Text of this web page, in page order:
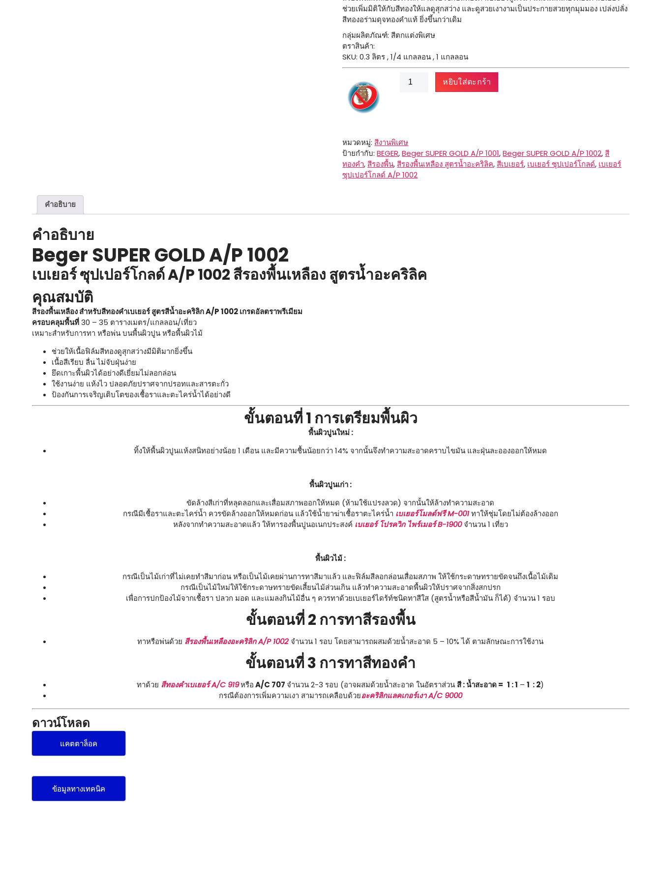
ช่วยเพิ่มมิติให้กับสีทองให้แลดูสุกสว่าง และดูสวยเงางามเป็นประกายสวยทุกมุมมอง เปล่งปลั่ง
สีทองอร่ามดุจทองคำแท้ ยิ่งขึ้นกว่าเดิม
กลุ่มผลิตภัณฑ์: สีตกแต่งพิเศษ
ตราสินค้า:
SKU: 0.3 ลิตร , 1/4 แกลลอน , 1 แกลลอน
จำนวน
Beger
ชิ้น
หยิบใส่ตะกร้า
หมวดหมู่: สีงานพิเศษ
ป้ายกำกับ:BEGER,Beger SUPER GOLD A/P 1001,Beger SUPER GOLD A/P 1002, สี
ทองคำ, สีรองพื้น, สีรองพื้นเหลือง สูตรน้ำอะคริลิค, สีเบเยอร์, เบเยอร์ ซุปเปอร์โกลด์, เบเยอร์
ซุปเปอร์โกลด์ A/P 1002
คำอธิบาย
คำอธิบาย
Beger SUPER GOLD A/P 1002
เบเยอร์ ซุปเปอร์โกลด์ A/P 1002 สีรองพื้นเหลือง สูตรน้ำอะคริลิค
คุณสมบัติ
สีรองพื้นเหลือง สำหรับสีทองคำเบเยอร์ สูตรสีน้ำอะคริลิก A/P 1002 เกรดอัลตราพรีเมียม
ครอบคลุมพื้นที่30 – 35 ตารางเมตร/แกลลอน/เที่ยว
เหมาะสำหรับการทา หรือพ่น บนพื้นผิวปูน หรือพื้นผิวไม้
ช่วยให้เนื้อฟิล์มสีทองดูสุกสว่างมีมิติมากยิ่งขึ้น
เนื้อสีเรียบ ลื่น ไม่จับฝุ่นง่าย
ยึดเกาะพื้นผิวได้อย่างดีเยี่ยมไม่ลอกล่อน
ใช้งานง่าย แห้งไว ปลอดภัยปราศจากปรอทและสารตะกั่ว
ป้องกันการเจริญเติบโตของเชื้อราและตะไคร่น้ำได้อย่างดี
ขั้นตอนที่ 1 การเตรียมพื้นผิว
พื้นผิวปูนใหม่ :
ทิ้งให้พื้นผิวปูนแห้งสนิทอย่างน้อย 1 เดือน และมีความชื้นน้อยกว่า 14% จากนั้นจึงทำความสะอาดคราบไขมัน และฝุ่นละอองออกให้หมด
พื้นผิวปูนเก่า :
ขัดล้างสีเก่าที่หลุดลอกและเสื่อมสภาพออกให้หมด (ห้ามใช้แปรงลวด) จากนั้นให้ล้างทำความสะอาด
กรณีมีเชื้อราและตะไคร่น้ำ ควรขัดล้างออกให้หมดก่อน แล้วใช้น้ำยาฆ่าเชื้อราตะไคร่น้ำ เบเยอร์โมลด์ฟรี M-001ทาให้ชุ่มโดยไม่ต้องล้างออก
หลังจากทำความสะอาดแล้ว ให้ทารองพื้นปูนอเนกประสงค์ เบเยอร์ โปรควิก ไพร์เมอร์ B-1900จำนวน 1 เที่ยว
พื้นผิวไม้ :
กรณีเป็นไม้เก่าที่ไม่เคยทำสีมาก่อน หรือเป็นไม้เคยผ่านการทาสีมาแล้ว และฟิล์มสีลอกล่อนเสื่อมสภาพ ให้ใช้กระดาษทรายขัดจนถึงเนื้อไม้เดิม
กรณีเป็นไม้ใหม่ให้ใช้กระดาษทรายขัดเสี้ยนไม้ส่วนเกิน แล้วทำความสะอาดพื้นผิวให้ปราศจากสิ่งสกปรก
เพื่อการปกป้องไม้จากเชื้อรา ปลวก มอด และแมลงกินไม้อื่น ๆ ควรทาด้วยเบเยอร์ไดร้ท์ชนิดทาสีใส (สูตรน้ำหรือสีน้ำมัน ก็ได้) จำนวน 1 รอบ
ขั้นตอนที่ 2 การทาสีรองพื้น
ทาหรือพ่นด้วย สีรองพื้นเหลืองอะคริลิก A/P 1002 จำนวน 1 รอบ โดยสามารถผสมด้วยน้ำสะอาด 5 – 10% ได้ ตามลักษณะการใช้งาน
ขั้นตอนที่ 3 การทาสีทองคำ
ทาด้วย สีทองคำเบเยอร์ A/C 919หรือA/C 707 จำนวน 2-3 รอบ (อาจผสมด้วยน้ำสะอาด ในอัตราส่วน สี : น้ำสะอาด = 1 : 1 – 1 : 2)
กรณีต้องการเพิ่มความเงา สามารถเคลือบด้วยอะคริลิกแลคเกอร์เงา A/C 9000
ดาวน์โหลด
แคตตาล็อค
ข้อมูลทางเทคนิค